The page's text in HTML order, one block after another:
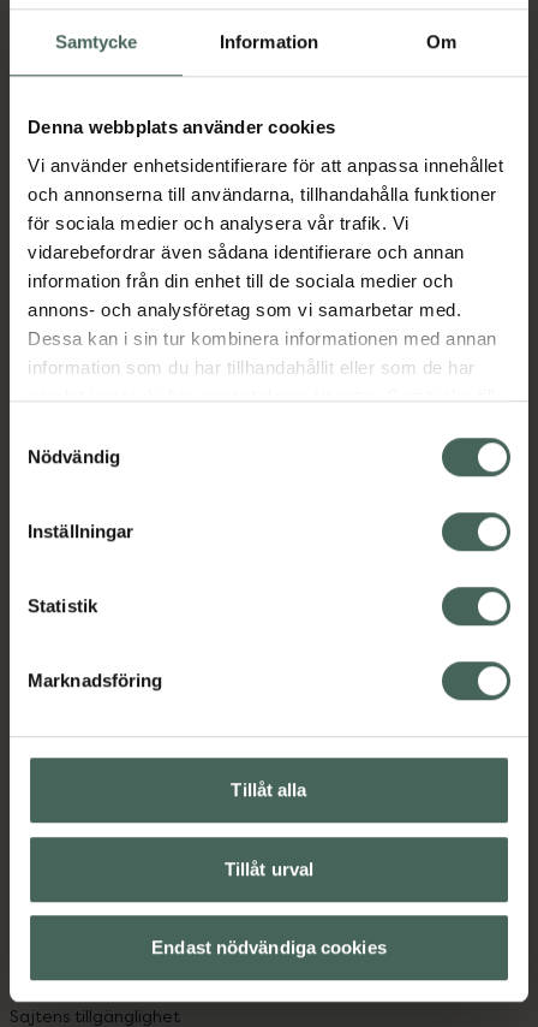
Samtycke Information Om
Denna webbplats använder cookies
Vi använder enhetsidentifierare för att anpassa innehållet
och annonserna till användarna, tillhandahålla funktioner
för sociala medier och analysera vår trafik. Vi
vidarebefordrar även sådana identifierare och annan
information från din enhet till de sociala medier och
annons- och analysföretag som vi samarbetar med.
Dessa kan i sin tur kombinera informationen med annan
information som du har tillhandahållit eller som de har
samlat in när du har använt deras tjänster. Samtycke till
återkalla ditt samtycke via webbplatsens
cookieinställningar. Ett återkallat samtycke påverkar inte
lagligheten av behandling som skett innan återkallelsen.
Nödvändig
Inställningar
Statistik
Marknadsföring
Tillåt alla
Tillåt urval
Endast nödvändiga cookies
KöpSenSura Mio
Snabba leveranser
Aktuella erbjudanden
Beskrivning Dölj
Jämförpris 79,19 kr / st
EAN:05708932857727
Kronans Apotek finns här för dig. Du hittar oss från Skåne i
syd till Lappland i norr, och online i mobilen och på
datorn. Oavsett vem du är så är det vårt uppdrag att
Kontakta oss
Hitta apotek
Leverans, betalning och retur
Kundklubb
Sajtens tillgänglighet